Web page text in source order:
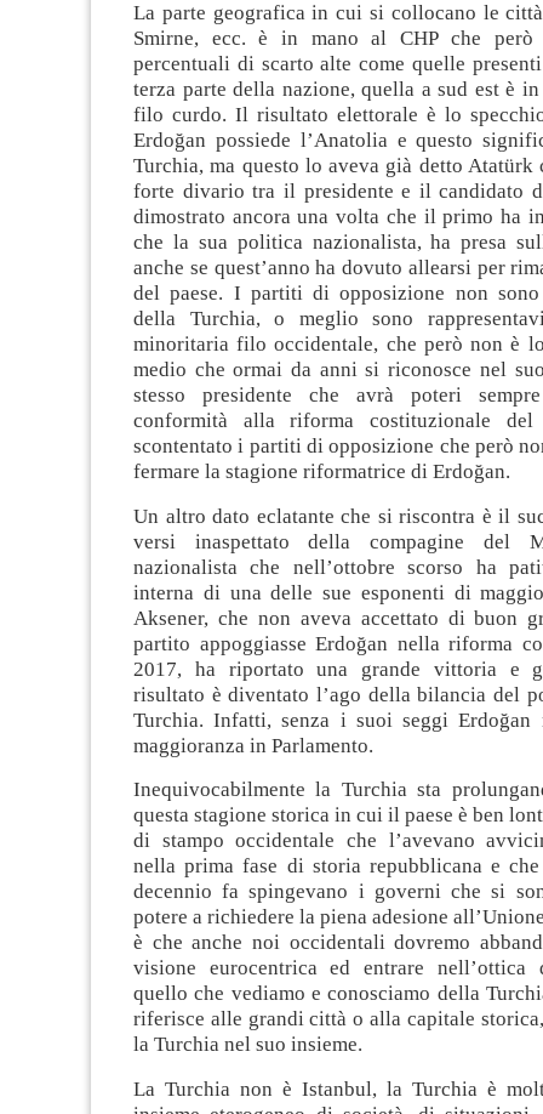
La parte geografica in cui si collocano le
Smirne, ecc. è in mano al CHP che però
percentuali di scarto alte come quelle
terza parte della nazione, quella a sud est è
filo curdo. Il risultato elettorale è lo
Erdoğan possiede l’Anatolia e questo
Turchia, ma questo lo aveva già detto
forte divario tra il presidente e il candidato
dimostrato ancora una volta che il primo ha
che la sua politica nazionalista, ha presa
anche se quest’anno ha dovuto allearsi per
del paese. I partiti di opposizione non sono
della Turchia, o meglio sono
minoritaria filo occidentale, che però non è
medio che ormai da anni si riconosce nel
stesso presidente che avrà poteri
conformità alla riforma costituzionale
scontentato i partiti di opposizione che però
fermare la stagione riformatrice di Erdoğan.
Un altro dato eclatante che si riscontra è il
versi inaspettato della compagine del
nazionalista che nell’ottobre scorso ha
interna di una delle sue esponenti di
Aksener, che non aveva accettato di buon
partito appoggiasse Erdoğan nella riforma
2017, ha riportato una grande vittoria e
risultato è diventato l’ago della bilancia del
Turchia. Infatti, senza i suoi seggi Erdoğan
maggioranza in Parlamento.
Inequivocabilmente la Turchia sta
questa stagione storica in cui il paese è ben
di stampo occidentale che l’avevano
nella prima fase di storia repubblicana e
decennio fa spingevano i governi che si
potere a richiedere la piena adesione
è che anche noi occidentali dovremo
visione eurocentrica ed entrare nell’ottica
quello che vediamo e conosciamo della
riferisce alle grandi città o alla capitale
la Turchia nel suo insieme.
La Turchia non è Istanbul, la Turchia è